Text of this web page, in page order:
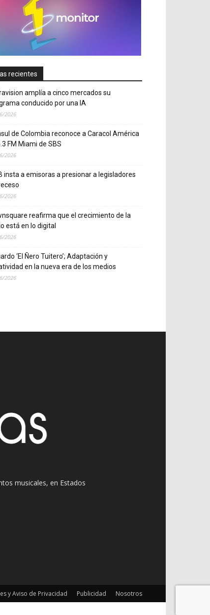
recientes
amplía a cinco mercados su
conducido por una IA
2026
de Colombia reconoce a Caracol América
FM Miami de SBS
2026
insta a emisoras a presionar a legisladores
2026
reafirma que el crecimiento de la
está en lo digital
2026
‘El Ñero Tuitero’; Adaptación y
en la nueva era de los medios
2026
musicales, en Estados
y Aviso de Privacidad Publicidad Nosotros